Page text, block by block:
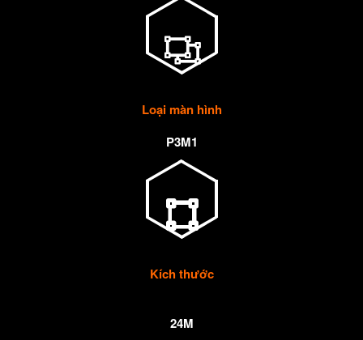
Loại màn hình
P3M1
Kích thước
24M